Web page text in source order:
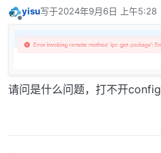
yisu写于2024年9月6日 上午5:28
最后由 编辑
请问是什么问题，打不开config